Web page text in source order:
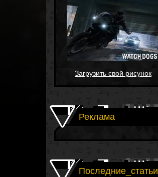
Загрузить свой рисунок
Реклама
Последние_статьи